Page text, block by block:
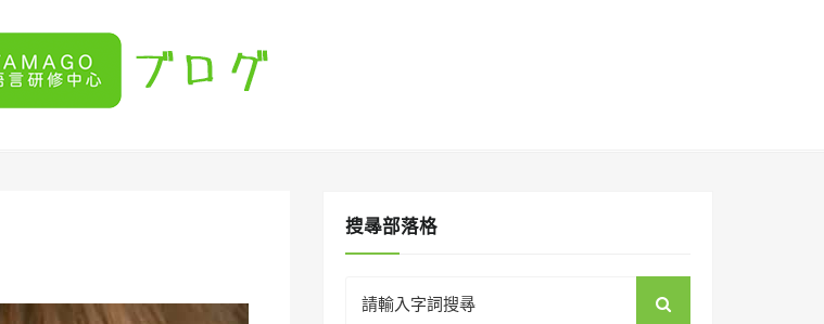
搜㝷部落格
for: